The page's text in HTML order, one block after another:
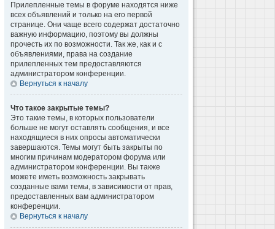
Прилепленные темы в форуме находятся ниже
всех объявлений и только на его первой
странице. Они чаще всего содержат достаточно
важную информацию, поэтому вы должны
прочесть их по возможности. Так же, как и с
объявлениями, права на создание
прилепленных тем предоставляются
администратором конференции.
Вернуться к началу
Что такое закрытые темы?
Это такие темы, в которых пользователи
больше не могут оставлять сообщения, и все
находящиеся в них опросы автоматически
завершаются. Темы могут быть закрыты по
многим причинам модератором форума или
администратором конференции. Вы также
можете иметь возможность закрывать
созданные вами темы, в зависимости от прав,
предоставленных вам администратором
конференции.
Вернуться к началу